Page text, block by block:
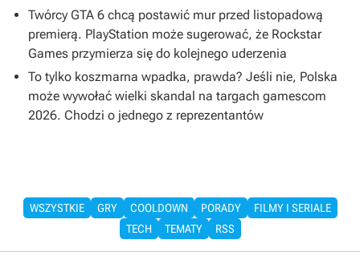
Twórcy GTA 6 chcą postawić mur przed listopadową
premierą. PlayStation może sugerować, że Rockstar
Games przymierza się do kolejnego uderzenia
To tylko koszmarna wpadka, prawda? Jeśli nie, Polska
może wywołać wielki skandal na targach gamescom
2026. Chodzi o jednego z reprezentantów
WSZYSTKIE GRY COOLDOWN PORADY
FILMY I SERIALE
TECH
TEMATY RSS